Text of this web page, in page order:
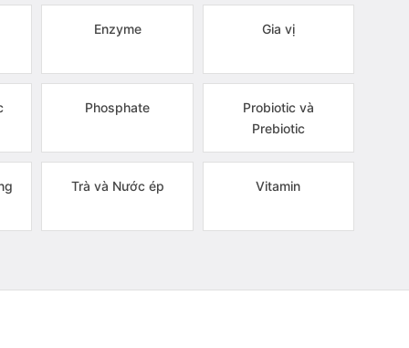
Enzyme Gia vị
Phosphate
Probiotic và
Prebiotic
Trà và Nước ép Vitamin